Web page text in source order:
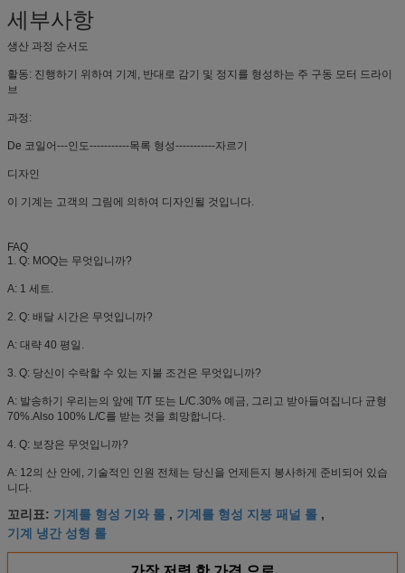
세부사항
생산 과정 순서도
활동: 진행하기 위하여 기계, 반대로 감기 및 정지를 형성하는 주 구동 모터 드라이
브
과정:
De 코일어---인도-----------목록 형성-----------자르기
디자인
이 기계는 고객의 그림에 의하여 디자인될 것입니다.
FAQ
1. Q: MOQ는 무엇입니까?
A: 1 세트.
2. Q: 배달 시간은 무엇입니까?
A: 대략 40 평일.
3. Q: 당신이 수락할 수 있는 지불 조건은 무엇입니까?
A: 발송하기 우리는의 앞에 T/T 또는 L/C.30% 예금, 그리고 받아들여집니다 균형
70%.Also 100% L/C를 받는 것을 희망합니다.
4. Q: 보장은 무엇입니까?
A: 12의 산 안에, 기술적인 인원 전체는 당신을 언제든지 봉사하게 준비되어 있습
니다.
꼬리표: 기계를 형성 기와 롤 , 기계를 형성 지붕 패널 롤 ,
기계 냉간 성형 롤